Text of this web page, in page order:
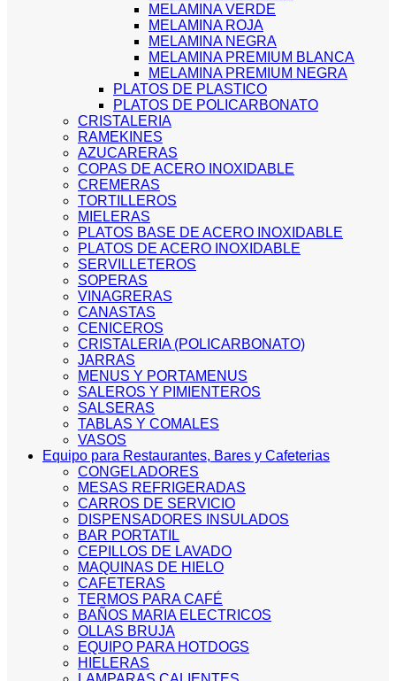
MELAMINA VERDE
MELAMINA ROJA
MELAMINA NEGRA
MELAMINA PREMIUM BLANCA
MELAMINA PREMIUM NEGRA
PLATOS DE PLASTICO
PLATOS DE POLICARBONATO
CRISTALERIA
RAMEKINES
AZUCARERAS
COPAS DE ACERO INOXIDABLE
CREMERAS
TORTILLEROS
MIELERAS
PLATOS BASE DE ACERO INOXIDABLE
PLATOS DE ACERO INOXIDABLE
SERVILLETEROS
SOPERAS
VINAGRERAS
CANASTAS
CENICEROS
CRISTALERIA (POLICARBONATO)
JARRAS
MENUS Y PORTAMENUS
SALEROS Y PIMIENTEROS
SALSERAS
TABLAS Y COMALES
VASOS
Equipo para Restaurantes, Bares y Cafeterias
CONGELADORES
MESAS REFRIGERADAS
CARROS DE SERVICIO
DISPENSADORES INSULADOS
BAR PORTATIL
CEPILLOS DE LAVADO
MAQUINAS DE HIELO
CAFETERAS
TERMOS PARA CAFÉ
BAÑOS MARIA ELECTRICOS
OLLAS BRUJA
EQUIPO PARA HOTDOGS
HIELERAS